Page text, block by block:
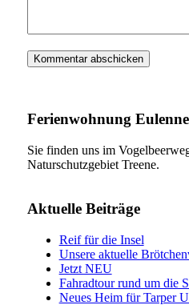
Ferienwohnung
Sie finden uns im
Naturschutzgebiet Treene.
Aktuelle Beiträge
Reif für die Insel
Unsere aktuelle
Jetzt NEU
Fahradtour rund um die
Neues Heim für Tarper